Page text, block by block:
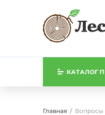
КАТАЛОГ
Главная Вопросы